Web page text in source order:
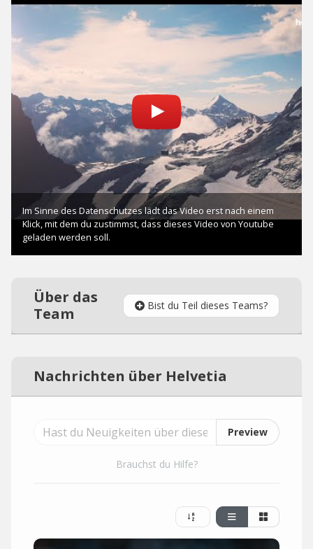
Über das
Team
Bist du Teil dieses Teams?
Nachrichten über Helvetia
Preview
Brauchst du Hilfe?